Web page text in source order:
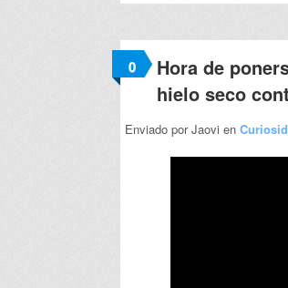
0
Hora de
hielo seco
Enviado por Jaovi en